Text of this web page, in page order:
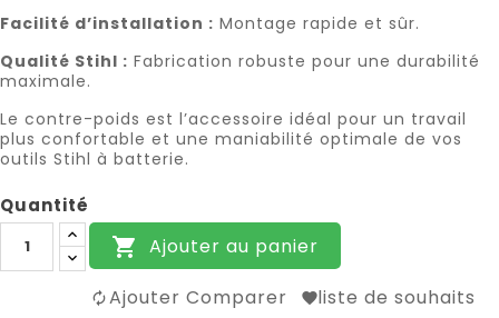
Facilité d’installation : Montage rapide et sûr.
Qualité Stihl : Fabrication robuste pour une durabilité
maximale.
Le contre-poids est l’accessoire idéal pour un travail
plus confortable et une maniabilité optimale de vos
outils Stihl à batterie.
Quantité
 Ajouter au panier
Ajouter Comparer liste de souhaits